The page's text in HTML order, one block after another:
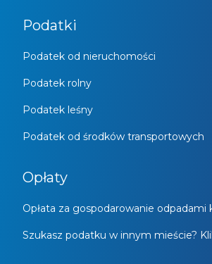
Podatki
Podatek od nieruchomości
Podatek rolny
Podatek leśny
Podatek od środków transportowych
Opłaty
Opłata za gospodarowanie
Szukasz podatku w innym mieście?